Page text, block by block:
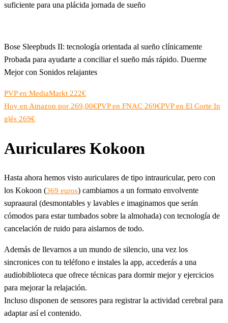
suficiente para una plácida jornada de sueño
Bose Sleepbuds II: tecnología orientada al sueño clínicamente
Probada para ayudarte a conciliar el sueño más rápido. Duerme
Mejor con Sonidos relajantes
PVP en MediaMarkt 222€
Hoy en Amazon por 269,00€PVP en FNAC 269€PVP en El Corte In
glés 269€
Auriculares Kokoon
Hasta ahora hemos visto auriculares de tipo intrauricular, pero con
los Kokoon (369 euros) cambiamos a un formato envolvente
supraaural (desmontables y lavables e imaginamos que serán
cómodos para estar tumbados sobre la almohada) con tecnología de
cancelación de ruido para aislarnos de todo.
Además de llevarnos a un mundo de silencio, una vez los
sincronices con tu teléfono e instales la app, accederás a una
audiobiblioteca que ofrece técnicas para dormir mejor y ejercicios
para mejorar la relajación.
Incluso disponen de sensores para registrar la actividad cerebral para
adaptar así el contenido.